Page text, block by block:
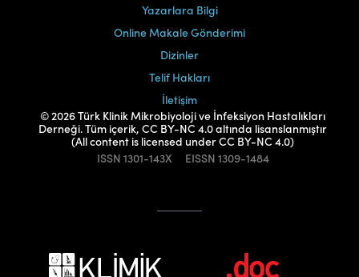
Yazarlara Bilgi
Online Makale Gönderimi
Dizinler
Telif Hakları
İletişim
© 2026 Türk Klinik Mikrobiyoloji ve İnfeksiyon Hastalıkları
Derneği. Tüm içerik, CC BY-NC 4.0 altında lisanslanmıştır
(All content is licensed under CC BY-NC 4.0)
ISSN 1301-143X EISSN 1309-1484